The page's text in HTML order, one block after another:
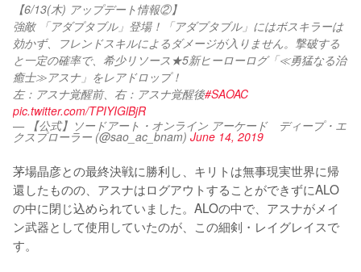
【6/13(木) アップデート情報②】
強敵 「アダプタブル」登場！「アダプタブル」にはボスキラーは
効かず、フレンドスキルによるダメージが入りません。撃破する
と一定の確率で、希少リソース★5新ヒーローログ「≪勇猛なる治
癒士≫アスナ」をレアドロップ！
左：アスナ覚醒前、右：アスナ覚醒後#SAOAC
pic.twitter.com/TPIYIGlBjR
— 【公式】ソードアート・オンライン アーケード ディープ・エ
クスプローラー (@sao_ac_bnam) June 14, 2019
茅場晶彦との最終決戦に勝利し、キリトは無事現実世界に帰
還したものの、アスナはログアウトすることができずにALO
の中に閉じ込められていました。ALOの中で、アスナがメイ
ン武器として使用していたのが、この細剣・レイグレイスで
す。